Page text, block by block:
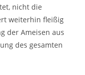
nicht die
weiterhin fleißig
der Ameisen aus
des gesamten